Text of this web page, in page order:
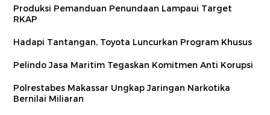
Produksi Pemanduan Penundaan Lampaui Target
RKAP
Hadapi Tantangan, Toyota Luncurkan Program Khusus
Pelindo Jasa Maritim Tegaskan Komitmen Anti Korupsi
Polrestabes Makassar Ungkap Jaringan Narkotika
Bernilai Miliaran